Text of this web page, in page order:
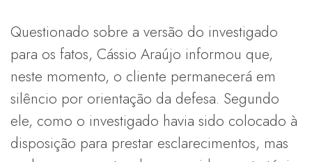
Questionado sobre a versão do investigado
para os fatos, Cássio Araújo informou que,
neste momento, o cliente permanecerá em
silêncio por orientação da defesa. Segundo
ele, como o investigado havia sido colocado à
disposição para prestar esclarecimentos, mas